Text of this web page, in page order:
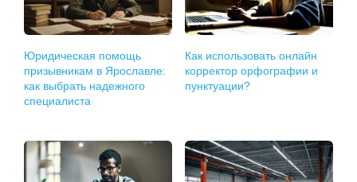
Юридическая помощь
призывникам в Ярославле:
как выбрать надежного
специалиста
Как использовать онлайн
корректор орфографии и
пунктуации?